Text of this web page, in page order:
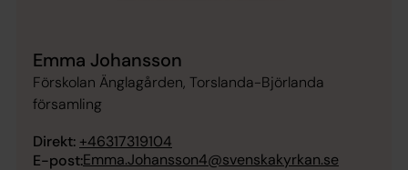
Emma Johansson
Förskolan Änglagården, Torslanda-Björlanda
församling
Direkt: +46317319104
E-post:Emma.Johansson4@svenskakyrkan.se